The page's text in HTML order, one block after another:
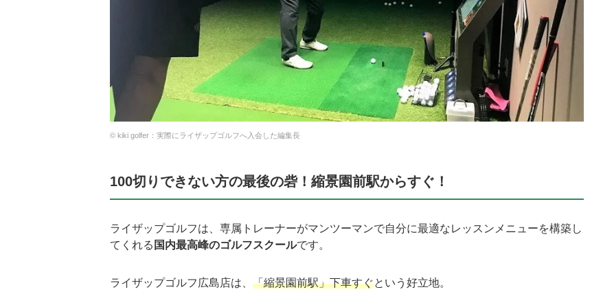
© kiki golfer：実際にライザップゴルフへ入会した編集長
100切りできない方の最後の砦！縮景園前駅からすぐ！
ライザップゴルフは、専属トレーナーがマンツーマンで自分に最適なレッスンメニューを構築し
てくれる 国内最高峰のゴルフスクールです。
ライザップゴルフ広島店は、 「縮景園前駅」下車すぐという好立地。